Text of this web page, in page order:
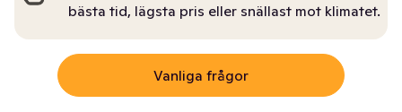
bästa tid, lägsta pris eller snällast mot klimatet.
Vanliga frågor